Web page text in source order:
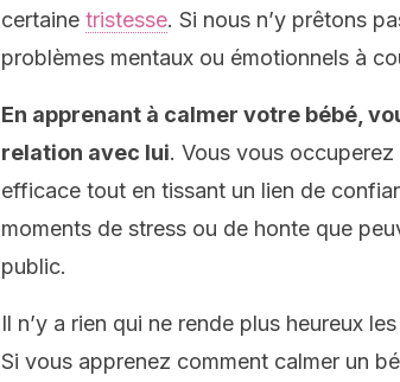
certaine tristesse. Si nous n’y prêtons
problèmes mentaux ou émotionnels à
En apprenant à calmer votre bébé,
relation avec lui. Vous vous
efficace tout en tissant un lien de
moments de stress ou de honte que
public.
Il n’y a rien qui ne rende plus heureux
Si vous apprenez comment calmer un